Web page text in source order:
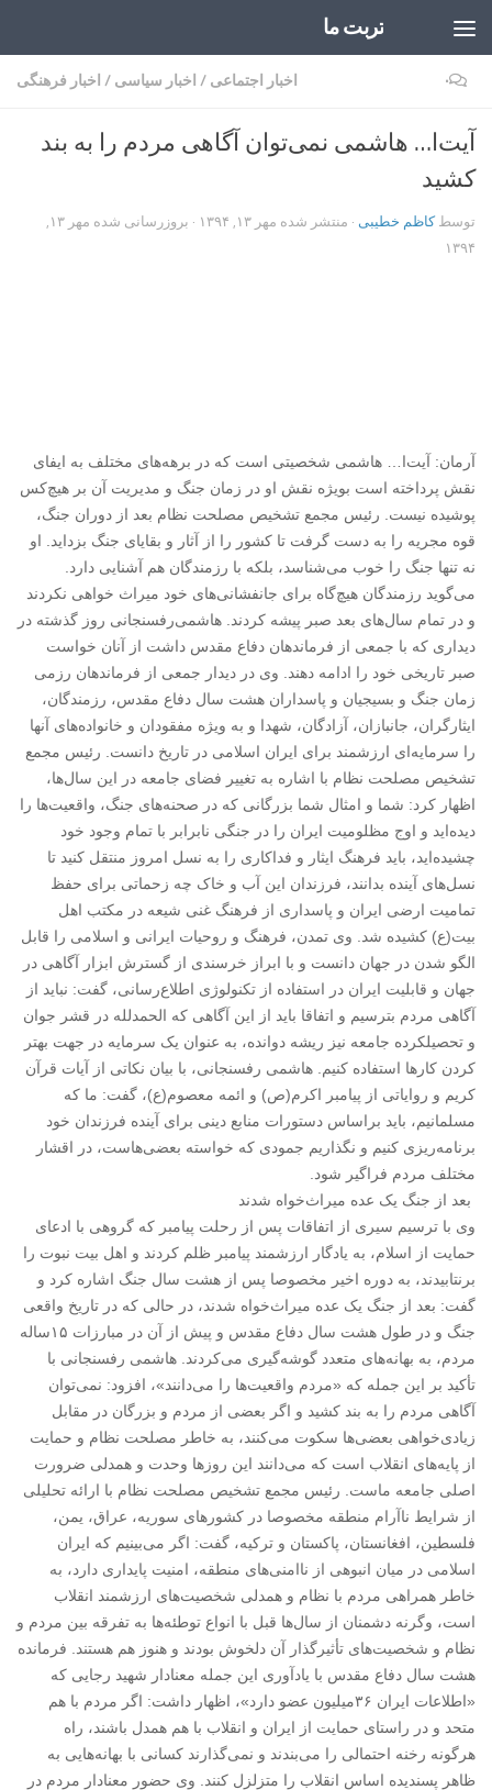
تربت ما
اخبار اجتماعی / اخبار سیاسی / اخبار فرهنگی ۰
آیت‌ا… هاشمی نمی‌توان آگاهی مردم را به بند
کشید
توسطکاظم خطیبی · منتشر شده مهر ۱۳, ۱۳۹۴ · بروزرسانی شده
مهر ۱۳,
۱۳۹۴
آرمان: آیت‌ا… هاشمی شخصیتی است که در برهه‌های مختلف به ایفای
نقش پرداخته است بویژه نقش او در زمان جنگ و مدیریت آن بر هیچ‌کس
پوشیده نیست. رئیس مجمع تشخیص مصلحت نظام بعد از دوران جنگ،
قوه مجریه را به دست گرفت تا کشور را از آثار و بقایای جنگ بزداید. او
نه تنها جنگ را خوب می‌شناسد، بلکه با رزمندگان هم آشنایی دارد.
می‌گوید رزمندگان هیچ‌گاه برای جانفشانی‌های خود میراث خواهی نکردند
و در تمام سال‌های بعد صبر پیشه کردند. هاشمی‌رفسنجانی روز گذشته در
دیداری که با جمعی از فرماندهان دفاع مقدس داشت از آنان خواست
صبر تاریخی خود را ادامه دهند. وی در دیدار جمعی از فرماندهان رزمی
زمان جنگ و بسیجیان و پاسداران هشت سال دفاع مقدس، رزمندگان،
ایثارگران، جانبازان، آزادگان، شهدا و به ویژه مفقودان و خانواده‌های آنها
را سرمایه‌ای ارزشمند برای ایران اسلامی در تاریخ دانست. رئیس مجمع
تشخیص مصلحت نظام با اشاره به تغییر فضای جامعه در این سال‌ها،
اظهار کرد: شما و امثال شما بزرگانی که در صحنه‌های جنگ، واقعیت‌ها را
دید‌ه‌اید و اوج مظلومیت ایران را در جنگی نابرابر با تمام وجود خود
چشید‌ه‌اید، باید فرهنگ ایثار و فداکاری را به نسل امروز منتقل کنید تا
نسل‌های آینده بدانند، فرزندان این آب و خاک چه زحماتی برای حفظ
تمامیت ارضی ایران و پاسداری از فرهنگ غنی شیعه در مکتب اهل
بیت(ع) کشیده شد. وی تمدن، فرهنگ و روحیات ایرانی و اسلامی را قابل
الگو شدن در جهان دانست و با ابراز خرسندی از گسترش ابزار آگاهی در
جهان و قابلیت ایران در استفاده از تکنولوژی اطلاع‌رسانی، گفت: نباید از
آگاهی مردم بترسیم و اتفاقا باید از این آگاهی که الحمدلله در قشر جوان
و تحصیلکرده جامعه نیز ریشه دوانده، به عنوان یک سرمایه در جهت بهتر
کردن کارها استفاده کنیم. هاشمی رفسنجانی، با بیان نکاتی از آیات قرآن
کریم و روایاتی از پیامبر اکرم(ص) و ائمه معصوم(ع)، گفت: ما که
مسلمانیم، باید براساس دستورات منابع دینی برای آینده فرزندان خود
برنامه‌ریزی کنیم و نگذاریم جمودی که خواسته بعضی‌هاست، در اقشار
مختلف مردم فراگیر شود.
بعد از جنگ یک عده میراث‌خواه شدند
وی با ترسیم سیری از اتفاقات پس از رحلت پیامبر که گروهی با ادعای
حمایت از اسلام، به یادگار ارزشمند پیامبر ظلم کردند و اهل بیت نبوت را
برنتابیدند، به دوره‌ اخیر مخصوصا پس از هشت سال جنگ اشاره کرد و
گفت: بعد از جنگ یک عده میراث‌خواه شدند، در حالی که در تاریخ واقعی
جنگ و در طول هشت سال دفاع مقدس و پیش از آن در مبارزات ۱۵ساله
مردم، به بهانه‌های متعدد گوشه‌گیری می‌کردند. هاشمی رفسنجانی با
تأکید بر این جمله که «مردم واقعیت‌ها را می‌دانند»، افزود: نمی‌توان
آگاهی مردم را به بند کشید و اگر بعضی از مردم و بزرگان در مقابل
زیادی‌خواهی بعضی‌ها سکوت می‌کنند، به خاطر مصلحت نظام و حمایت
از پایه‌های انقلاب است که می‌دانند این روزها وحدت و همدلی ضرورت
اصلی جامعه ماست. رئیس مجمع تشخیص مصلحت نظام با ارائه تحلیلی
از شرایط ناآرام منطقه مخصوصا در کشورهای سوریه، عراق، یمن،
فلسطین، افغانستان، پاکستان و ترکیه، گفت: اگر می‌بینیم که ایران
اسلامی در میان انبوهی از ناامنی‌های منطقه، امنیت پایداری دارد، به
خاطر همراهی مردم با نظام و همدلی شخصیت‌های ارزشمند انقلاب
است، وگرنه دشمنان از سال‌ها قبل با انواع توطئه‌ها به تفرقه‌ بین مردم و
نظام و شخصیت‌های تأثیرگذار آن دلخوش بودند و هنوز هم هستند. فرمانده
هشت سال دفاع مقدس با یادآوری این جمله‌ معنادار شهید رجایی که
«اطلاعات ایران ۳۶میلیون عضو دارد»، اظهار داشت: اگر مردم با هم
متحد و در راستای حمایت از ایران و انقلاب با هم همدل باشند، راه
هرگونه رخنه احتمالی را می‌بندند و نمی‌گذارند کسانی با بهانه‌هایی به
ظاهر پسندیده اساس انقلاب را متزلزل کنند. وی حضور معنادار مردم در